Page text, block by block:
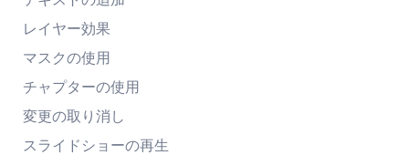
レイヤー効果
マスクの使用
チャプターの使用
変更の取り消し
スライドショーの再生